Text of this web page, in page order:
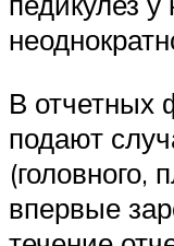
В
подают
(головного,
впервые